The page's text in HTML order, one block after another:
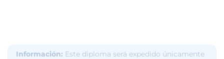
Información: Este diploma será expedido únicamente